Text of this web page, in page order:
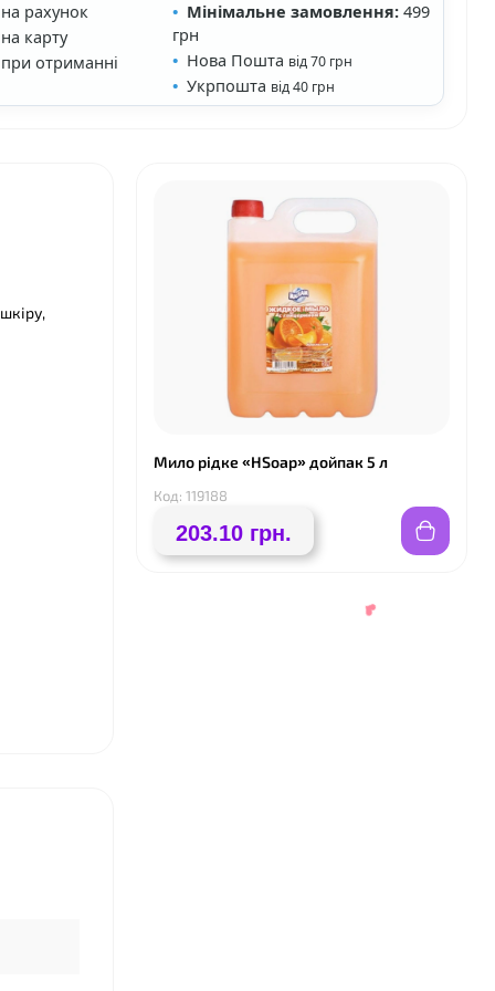
рахунок
карту
отриманні
Мінімальне замовлення:499
грн
Нова Пошта від 70 грн
Укрпошта від 40 грн
Мило рідке «HSoap» дойпак 5 л
Код: 119188
203.10 грн.